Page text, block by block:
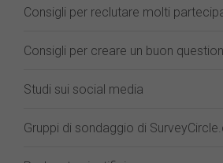
Consigli per reclutare molti
Consigli per creare un buon
Studi sui social media
Gruppi di sondaggio di